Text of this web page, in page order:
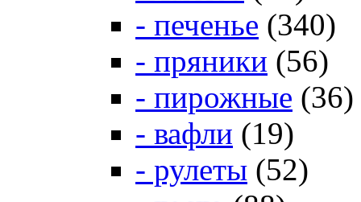
- печенье (340)
- пряники (56)
- пирожные (36)
- вафли (19)
- рулеты (52)